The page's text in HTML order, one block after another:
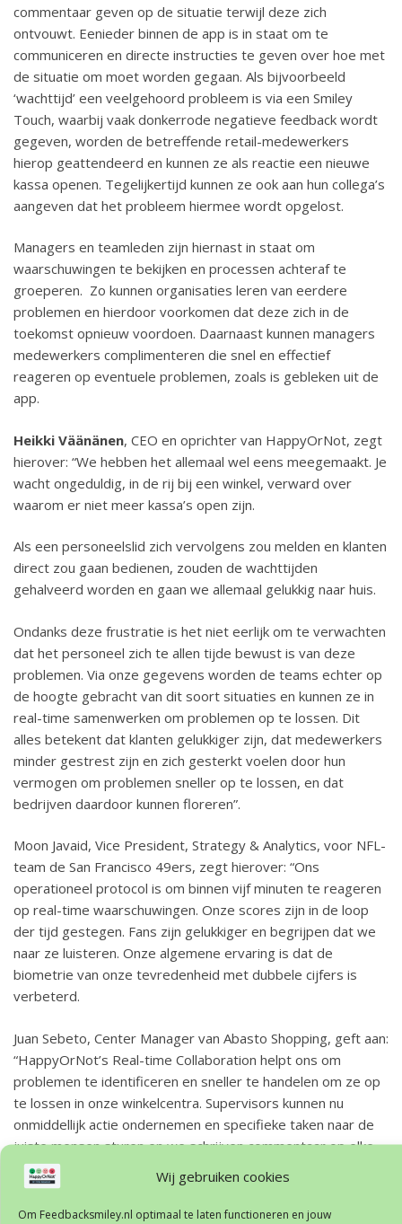
Wij gebruiken cookies
Om Feedbacksmiley.nl optimaal te laten functioneren en jouw
commentaar geven op de situatie terwijl deze zich
ontvouwt. Eenieder binnen de app is in staat om te
communiceren en directe instructies te geven over hoe met
de situatie om moet worden gegaan. Als bijvoorbeeld
‘wachttijd’ een veelgehoord probleem is via een Smiley
Touch, waarbij vaak donkerrode negatieve feedback wordt
gegeven, worden de betreffende retail-medewerkers
hierop geattendeerd en kunnen ze als reactie een nieuwe
kassa openen. Tegelijkertijd kunnen ze ook aan hun collega’s
aangeven dat het probleem hiermee wordt opgelost.
Managers en teamleden zijn hiernast in staat om
waarschuwingen te bekijken en processen achteraf te
groeperen. Zo kunnen organisaties leren van eerdere
problemen en hierdoor voorkomen dat deze zich in de
toekomst opnieuw voordoen. Daarnaast kunnen managers
medewerkers complimenteren die snel en effectief
reageren op eventuele problemen, zoals is gebleken uit de
app.
Heikki Väänänen, CEO en oprichter van HappyOrNot, zegt
hierover: “We hebben het allemaal wel eens meegemaakt. Je
wacht ongeduldig, in de rij bij een winkel, verward over
waarom er niet meer kassa’s open zijn.
Als een personeelslid zich vervolgens zou melden en klanten
direct zou gaan bedienen, zouden de wachttijden
gehalveerd worden en gaan we allemaal gelukkig naar huis.
Ondanks deze frustratie is het niet eerlijk om te verwachten
dat het personeel zich te allen tijde bewust is van deze
problemen. Via onze gegevens worden de teams echter op
de hoogte gebracht van dit soort situaties en kunnen ze in
real-time samenwerken om problemen op te lossen. Dit
alles betekent dat klanten gelukkiger zijn, dat medewerkers
minder gestrest zijn en zich gesterkt voelen door hun
vermogen om problemen sneller op te lossen, en dat
bedrijven daardoor kunnen floreren”.
Moon Javaid, Vice President, Strategy & Analytics, voor NFL-
team de San Francisco 49ers, zegt hierover: “Ons
operationeel protocol is om binnen vijf minuten te reageren
op real-time waarschuwingen. Onze scores zijn in de loop
der tijd gestegen. Fans zijn gelukkiger en begrijpen dat we
naar ze luisteren. Onze algemene ervaring is dat de
biometrie van onze tevredenheid met dubbele cijfers is
verbeterd.
Juan Sebeto, Center Manager van Abasto Shopping, geft aan:
“HappyOrNot’s Real-time Collaboration helpt ons om
problemen te identificeren en sneller te handelen om ze op
te lossen in onze winkelcentra. Supervisors kunnen nu
onmiddellijk actie ondernemen en specifieke taken naar de
juiste mensen sturen en we schrijven commentaar op elke
waarschuwing. Dit, in combinatie met de andere inzichten
van HappyOrNot, gebruiken we in ons dagelijks werk om de
bezoekerservaring continu te verbeteren.